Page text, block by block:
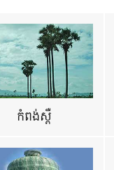
កំពង់ស្ពឺ